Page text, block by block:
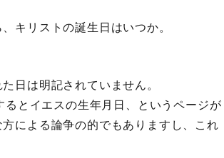
キリストの誕生日はいつか。
日は明記されていません。
るとイエスの生年月日、というページが
による論争の的でもありますし、これ